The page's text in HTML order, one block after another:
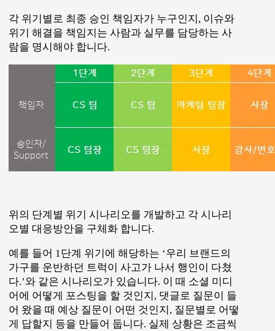
각 위기별로 최종 승인 책임자가 누구인지, 이슈와
위기 해결을 책임지는 사람과 실무를 담당하는 사
람을 명시해야 합니다.
위의 단계별 위기 시나리오를 개발하고 각 시나리
오별 대응방안을 구체화 합니다.
예를 들어 1단계 위기에 해당하는 ‘우리 브랜드의
가구를 운반하던 트럭이 사고가 나서 행인이 다쳤
다.’와 같은 시나리오가 있습니다. 이 때 소셜 미디
어에 어떻게 포스팅을 할 것인지, 댓글로 질문이 들
어 왔을 때 예상 질문이 어떤 것인지, 질문별로 어떻
게 답할지 등을 만들어 둡니다. 실제 상황은 조금씩